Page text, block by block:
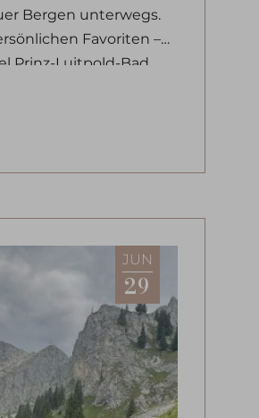
Bergen unterwegs.
Favoriten –
Prinz-Luitpold-Bad
JUN
29